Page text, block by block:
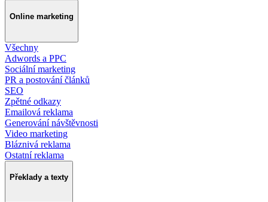
Online marketing
Všechny
Adwords a PPC
Sociální marketing
PR a postování článků
SEO
Zpětné odkazy
Emailová reklama
Generování návštěvnosti
Video marketing
Bláznivá reklama
Ostatní reklama
Překlady a texty